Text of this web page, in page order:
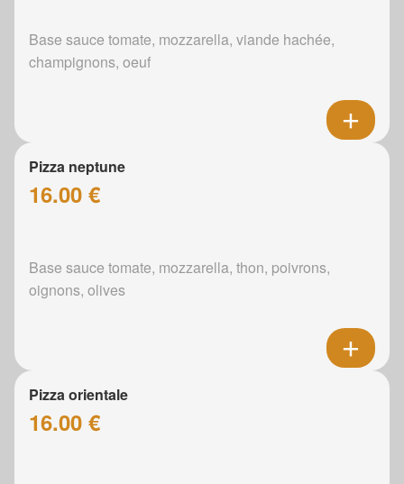
Base sauce tomate, mozzarella, viande hachée,
champignons, oeuf
Pizza neptune
16.00 €
Base sauce tomate, mozzarella, thon, poivrons,
oignons, olives
Pizza orientale
16.00 €